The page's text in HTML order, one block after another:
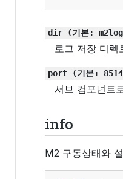
dir (기본:
로그 저장 디렉
port (기본:
서브 컴포넌트
info
M2 구동상태와